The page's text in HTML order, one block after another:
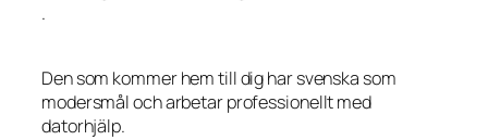
.
Den som kommer hem till dig har svenska som
modersmål och arbetar professionellt med
datorhjälp.